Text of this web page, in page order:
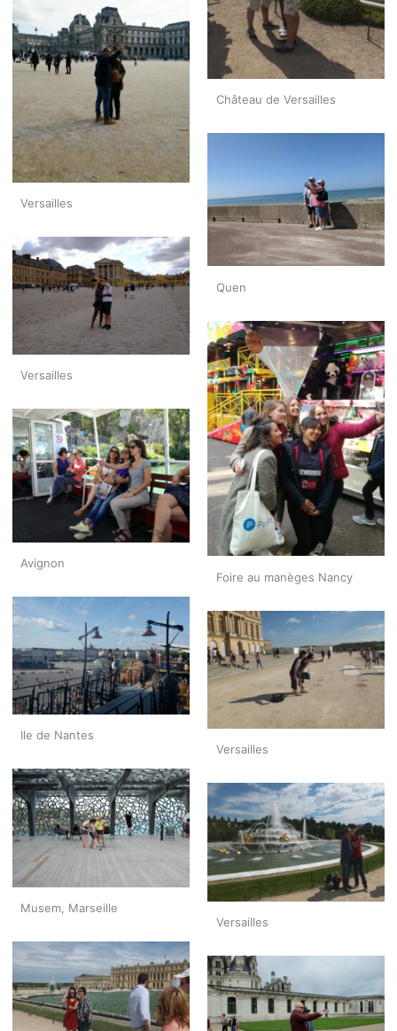
Château de Versailles
Versailles
Quen
Versailles
Foire au manèges Nancy
Avignon
Ile de Nantes
Versailles
Musem, Marseille
Versailles